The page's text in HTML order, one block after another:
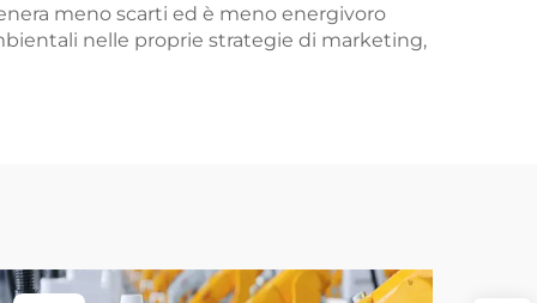
meno scarti ed è meno energivoro
nelle proprie strategie di marketing,